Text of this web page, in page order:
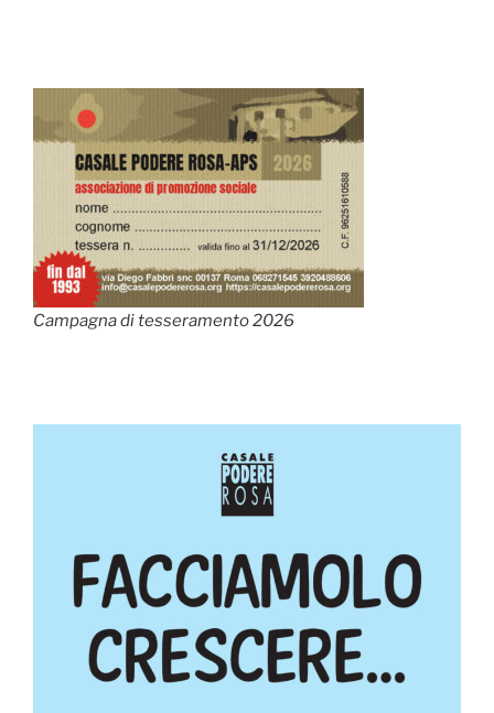
Campagna di tesseramento 2026